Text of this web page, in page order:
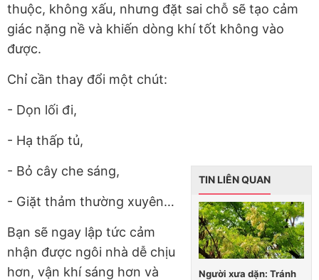
thuộc, không xấu, nhưng đặt sai chỗ sẽ tạo cảm
giác nặng nề và khiến dòng khí tốt không vào
được.
Chỉ cần thay đổi một chút:
- Dọn lối đi,
- Hạ thấp tủ,
TIN LIÊN QUAN
Người xưa dặn: Tránh
- Bỏ cây che sáng,
- Giặt thảm thường xuyên…
Bạn sẽ ngay lập tức cảm
nhận được ngôi nhà dễ chịu
hơn, vận khí sáng hơn và